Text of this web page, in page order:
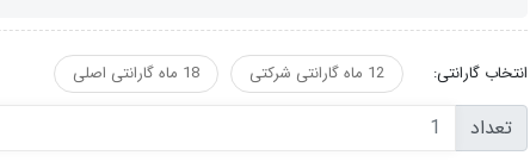
انتخاب گارانتی: 12 ماه گارانتی شرکتی 18 ماه گارانتی اصلی
تعداد